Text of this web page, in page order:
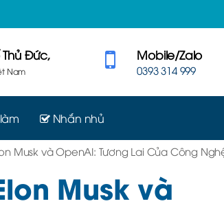
Đức,
Nam
Mobile/Zalo
0393 314 999
Nhắn nhủ
Musk và OpenAI: Tương Lai Của Công
Musk và